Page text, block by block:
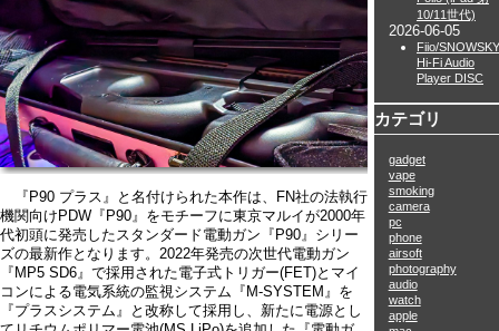
『P90 プラス』と名付けられた本作は、FN社の法執行
機関向けPDW『P90』をモチーフに東京マルイが2000年
代初頭に発売したスタンダード電動ガン『P90』シリー
ズの最新作となります。2022年発売の次世代電動ガン
『MP5 SD6』で採用された電子式トリガー(FET)とマイ
コンによる電気系統の監視システム『M-SYSTEM』を
『プラスシステム』と改称して採用し、新たに電源とし
10/11世代)
2026-06-05
Fiio/SNOWSKY
Hi-Fi Audio
Player DISC
カテゴリ
gadget
vape
smoking
camera
pc
phone
airsoft
photography
audio
watch
apple